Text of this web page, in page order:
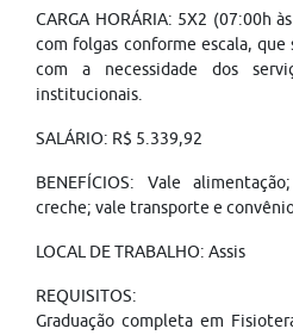
CARGA HORÁRIA: 5X2 (07:00h
com folgas conforme escala, que
com a necessidade dos
institucionais.
SALÁRIO: R$ 5.339,92
BENEFÍCIOS: Vale
creche; vale transporte e convênio
LOCAL DE TRABALHO: Assis
REQUISITOS:
Graduação completa em